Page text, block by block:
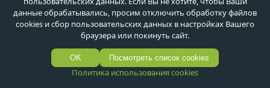
С Великим праздником –
Днём Победы!
данные обрабатывались, просим отключить обработку файлов
cookies и сбор пользовательских данных в настройках Вашего
браузера или покинуть сайт.
OK Посмотреть список cookies
Политика использования cookies